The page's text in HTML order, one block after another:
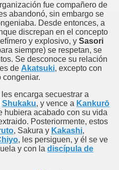
fue compañero de
abandonó, sin embargo se
Desde entonces, a
discrepan en el concepto
y explosivo, y Sasori
siempre) se respetan, se
Se desconoce su relación
de Akatsuki, excepto con
congeniar.
les encarga secuestrar a
Shukaku, y vence a Kankurō
hubiera acabado con su vida
Posteriormente, estos
, Sakura y Kakashi,
, les persiguen, y él se ve
y con la discípula de